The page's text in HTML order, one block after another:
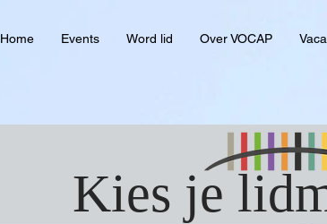
Home Events Word lid Over VOCAP
Kies je